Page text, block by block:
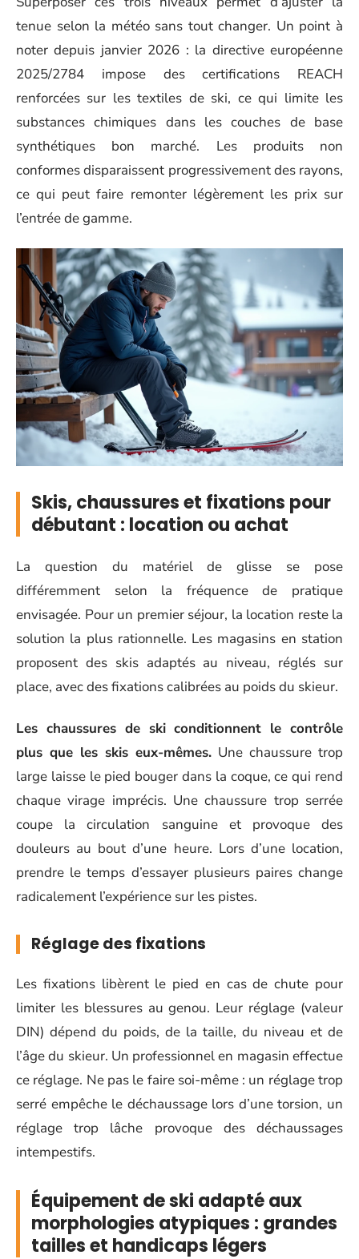
tenue selon la météo sans tout changer. Un point à
noter depuis janvier 2026 : la directive européenne
2025/2784 impose des certifications REACH
renforcées sur les textiles de ski, ce qui limite les
substances chimiques dans les couches de base
synthétiques bon marché. Les produits non
conformes disparaissent progressivement des rayons,
ce qui peut faire remonter légèrement les prix sur
l’entrée de gamme.
Skis, chaussures et fixations pour
débutant : location ou achat
La question du matériel de glisse se pose
différemment selon la fréquence de pratique
envisagée. Pour un premier séjour, la location reste la
solution la plus rationnelle. Les magasins en station
proposent des skis adaptés au niveau, réglés sur
place, avec des fixations calibrées au poids du skieur.
Les chaussures de ski conditionnent le contrôle
plus que les skis eux-mêmes. Une chaussure trop
large laisse le pied bouger dans la coque, ce qui rend
chaque virage imprécis. Une chaussure trop serrée
coupe la circulation sanguine et provoque des
douleurs au bout d’une heure. Lors d’une location,
prendre le temps d’essayer plusieurs paires change
radicalement l’expérience sur les pistes.
Réglage des fixations
Les fixations libèrent le pied en cas de chute pour
limiter les blessures au genou. Leur réglage (valeur
DIN) dépend du poids, de la taille, du niveau et de
l’âge du skieur. Un professionnel en magasin effectue
ce réglage. Ne pas le faire soi-même : un réglage trop
serré empêche le déchaussage lors d’une torsion, un
réglage trop lâche provoque des déchaussages
intempestifs.
Équipement de ski adapté aux
morphologies atypiques : grandes
tailles et handicaps légers